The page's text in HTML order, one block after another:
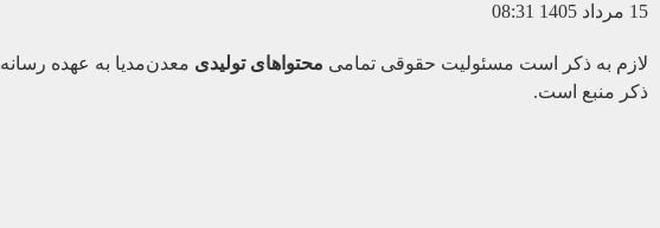
15 مرداد 1405 08:31
لازم به ذکر است مسئولیت حقوقی تمامی محتواهای تولیدی معدن‌مدیا به عهده رسانه
ذکر منبع است.